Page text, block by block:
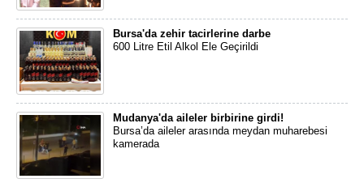
Bursa'da zehir tacirlerine darbe
600 Litre Etil Alkol Ele Geçirildi
Mudanya'da aileler birbirine girdi!
Bursa’da aileler arasında meydan muharebesi
kamerada